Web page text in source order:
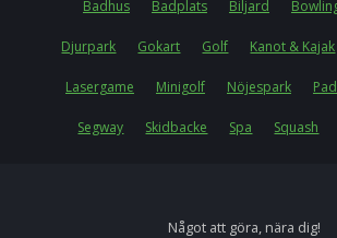
Badhus Badplats Biljard
Djurpark Gokart Golf Kanot & Kajak
Lasergame Minigolf Nöjespark
Segway Skidbacke Spa Squash
Något att göra, nära dig!